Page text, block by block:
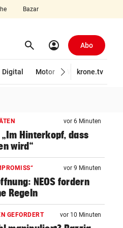
Bazar
search Suchen
account_circle Abo
Digital
Motor Wirtschaft
krone.tv
vor 6 Minuten
„Im Hinterkopf, dass
wird“
vor 9 Minuten
NEOS fordern
Regeln
GEFORDERT vor 10 Minuten